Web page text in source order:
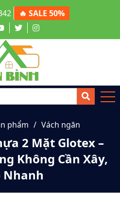
🔥 SALE 50%
phẩm Vách ngăn
2 Mặt Glotex –
Không Cần Xây,
Nhanh